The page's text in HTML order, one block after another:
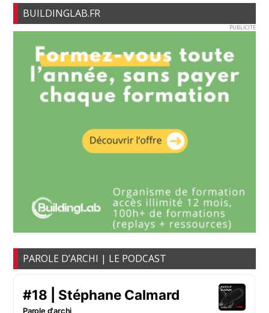
BUILDINGLAB.FR
PUBLICITE
PAROLE D’ARCHI | LE PODCAST